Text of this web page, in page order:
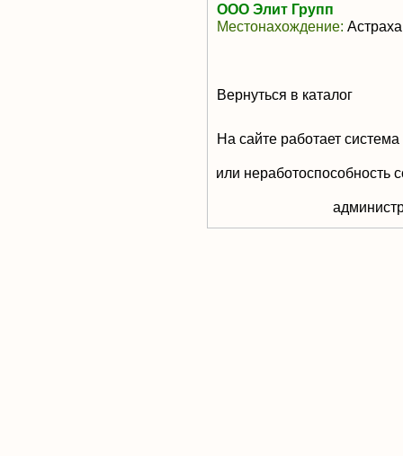
ООО Элит Групп
Местонахождение:
Вернуться в каталог
На сайте работает
или неработоспособность